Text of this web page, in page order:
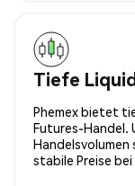
Tiefe
Phemex bietet
Futures-Handel.
stabile Preise